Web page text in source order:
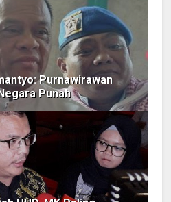
Purnawirawan
Punah